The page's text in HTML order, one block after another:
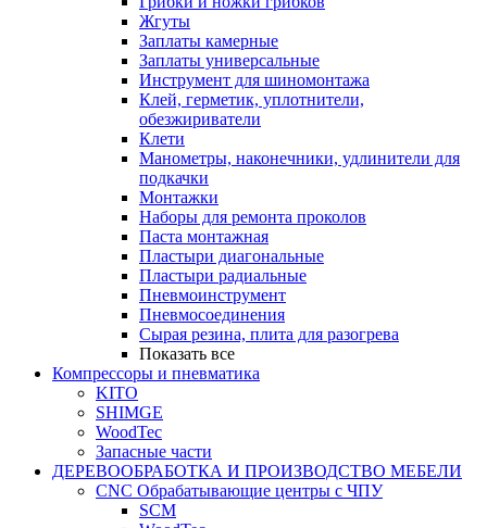
Жгуты
Заплаты камерные
Заплаты универсальные
Инструмент для шиномонтажа
Клей, герметик, уплотнители,
обезжириватели
Клети
Манометры, наконечники, удлинители для
подкачки
Монтажки
Наборы для ремонта проколов
Паста монтажная
Пластыри диагональные
Пластыри радиальные
Пневмоинструмент
Пневмосоединения
Сырая резина, плита для разогрева
Показать все
Компрессоры и пневматика
KITO
SHIMGE
WoodTec
Запасные части
ДЕРЕВООБРАБОТКА И ПРОИЗВОДСТВО МЕБЕЛИ
CNC Обрабатывающие центры с ЧПУ
SCM